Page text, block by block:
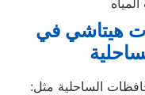
هيتاشي في
الساحلية مثل: